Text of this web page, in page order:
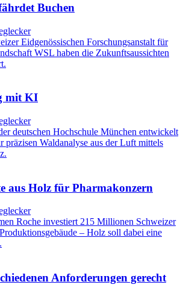
Buchen
Eidgenössischen Forschungsanstalt für
WSL haben die Zukunftsaussichten
mit KI
deutschen Hochschule München entwickelt
präzisen Waldanalyse aus der Luft mittels
aus Holz für Pharmakonzern
Roche investiert 215 Millionen Schweizer
– Holz soll dabei eine
Anforderungen gerecht